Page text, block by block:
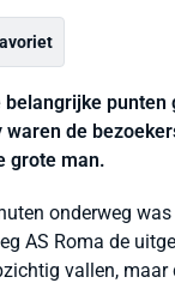
punten
de
grote man.
onderweg
AS Roma de
vallen,